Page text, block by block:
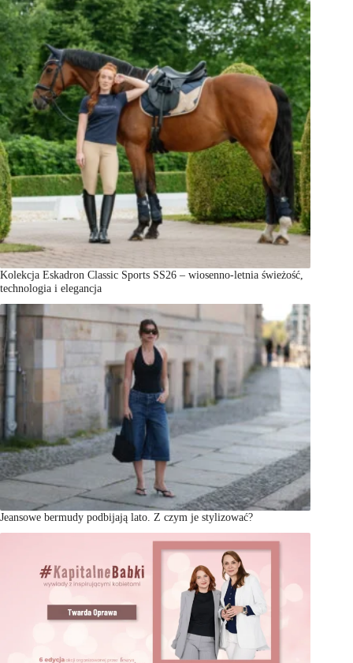
Kolekcja Eskadron Classic Sports SS26 – wiosenno-letnia świeżość,
technologia i elegancja
Jeansowe bermudy podbijają lato. Z czym je stylizować?